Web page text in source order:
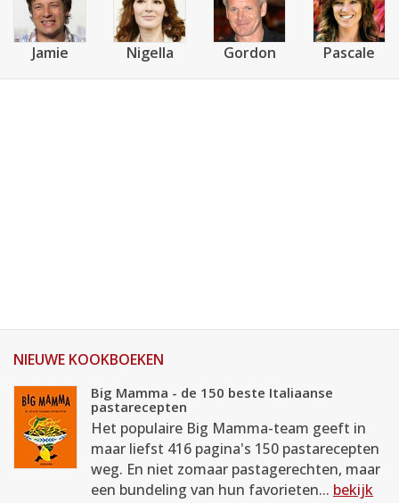
Jamie Nigella Gordon Pascale
NIEUWE KOOKBOEKEN
Big Mamma - de 150 beste Italiaanse
pastarecepten
Het populaire Big Mamma-team geeft in
maar liefst 416 pagina's 150 pastarecepten
weg. En niet zomaar pastagerechten, maar
een bundeling van hun favorieten... bekijk